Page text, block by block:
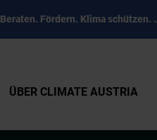
Beraten. Fördern. Klima schützen.
ÜBER CLIMATE AUSTRIA